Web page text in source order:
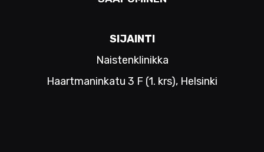
SIJAINTI
Naistenklinikka
Haartmaninkatu 3 F (1. krs), Helsinki